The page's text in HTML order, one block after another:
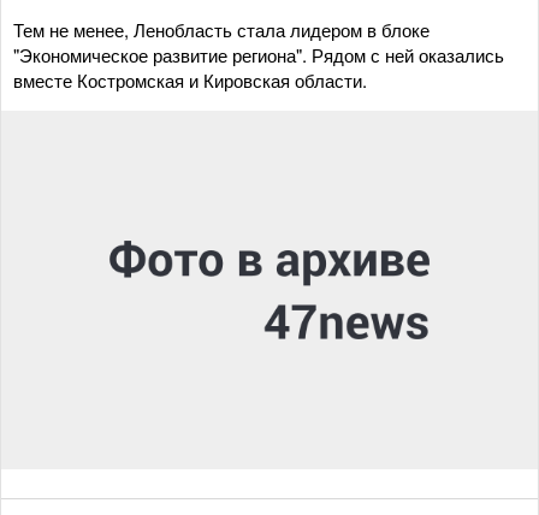
Тем не менее, Ленобласть стала лидером в блоке
"Экономическое развитие региона". Рядом с ней оказались
вместе Костромская и Кировская области.